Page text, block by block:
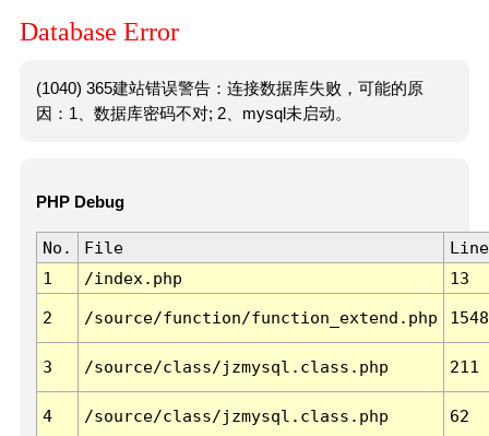
Database Error
(1040) 365建站错误警告：连接数据库失败，可能的原
因：1、数据库密码不对; 2、mysql未启动。
PHP Debug
No. File
Line
1
/index.php 13
2 /source/function/function_extend.php 1548
3 /source/class/jzmysql.class.php 211
4 /source/class/jzmysql.class.php 62